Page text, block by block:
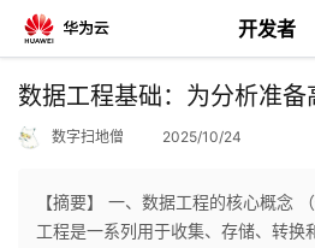
开发者
返
数据工程基础：为分析准备
数字扫地僧 2025/10/24
【摘要】 一、数据工程的核心概念
工程是一系列用于收集、存储、转换